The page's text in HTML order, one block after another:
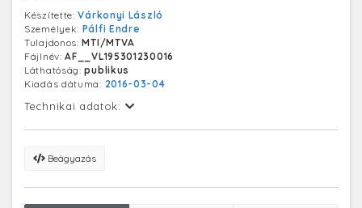
Készítette:Várkonyi László
Személyek: Pálfi Endre
Tulajdonos:MTI/MTVA
Fájlnév:AF__VL195301230016
Láthatóság:publikus
Kiadás dátuma: 2016-03-04
Technikai adatok:
Beágyazás